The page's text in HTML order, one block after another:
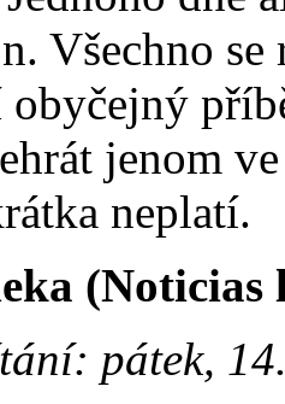
Všechno
jenom
neplatí.
(Noticias
pátek,